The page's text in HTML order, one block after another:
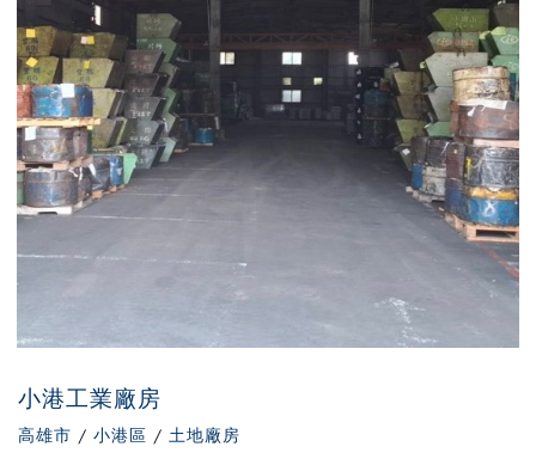
小港工業廠房
高雄市 / 小港區 / 土地廠房